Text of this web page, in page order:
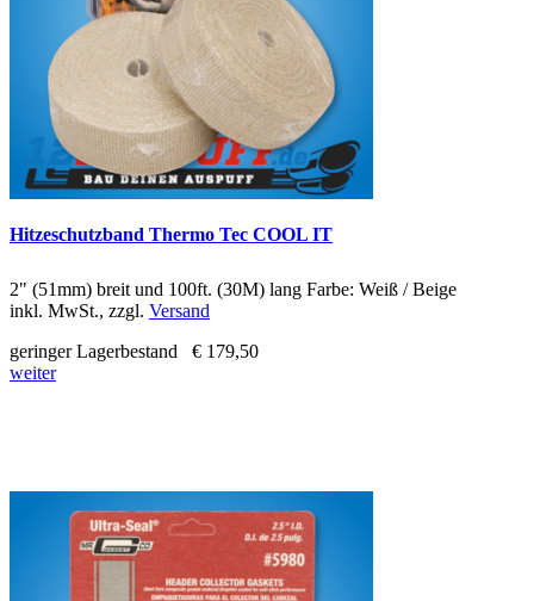
Hitzeschutzband Thermo Tec COOL IT
2" (51mm) breit und 100ft. (30M) lang Farbe: Weiß / Beige
inkl. MwSt., zzgl. Versand
geringer Lagerbestand
€ 179,50
weiter